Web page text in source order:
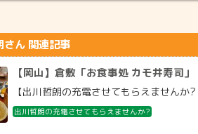
さん 関連記事
【岡山】倉敷「お食事処 カモ井寿司」
【出川哲朗の充電させてもらえません
出川哲朗の充電させてもらえませんか?